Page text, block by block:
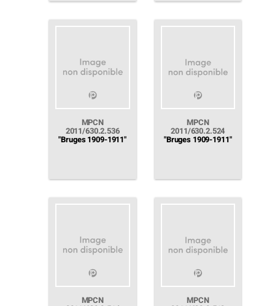
MPCN
2011/630.2.536
"Bruges 1909-1911"
MPCN
2011/630.2.524
"Bruges 1909-1911"
MPCN MPCN